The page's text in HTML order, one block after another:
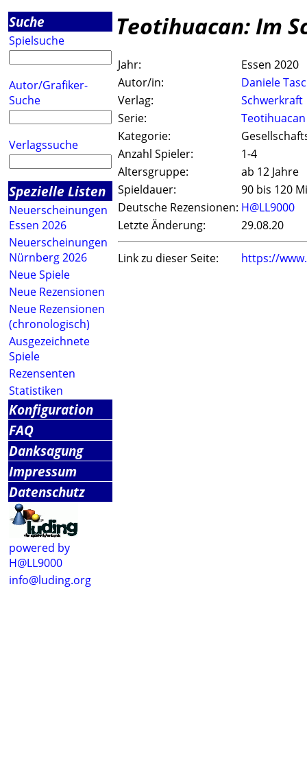
Suche
Spielsuche
Autor/Grafiker-
Suche
Verlagssuche
Spezielle Listen
Neuerscheinungen
Essen 2026
Neuerscheinungen
Nürnberg 2026
Neue Spiele
Neue Rezensionen
Neue Rezensionen
(chronologisch)
Ausgezeichnete
Spiele
Rezensenten
Statistiken
Konfiguration
FAQ
Danksagung
Impressum
Datenschutz
powered by
H@LL9000
info@luding.org
Teotihuacan: Im
Jahr:
Essen 2020
Autor/in:
Daniele
Verlag:
Schwerkraft
Serie:
Teotihuacan
Kategorie:
Anzahl Spieler:
1-4
Altersgruppe:
ab 12 Jahre
Spieldauer:
90 bis 120
Deutsche Rezensionen: H@LL9000
Letzte Änderung:
29.08.20
Link zu dieser Seite: https://